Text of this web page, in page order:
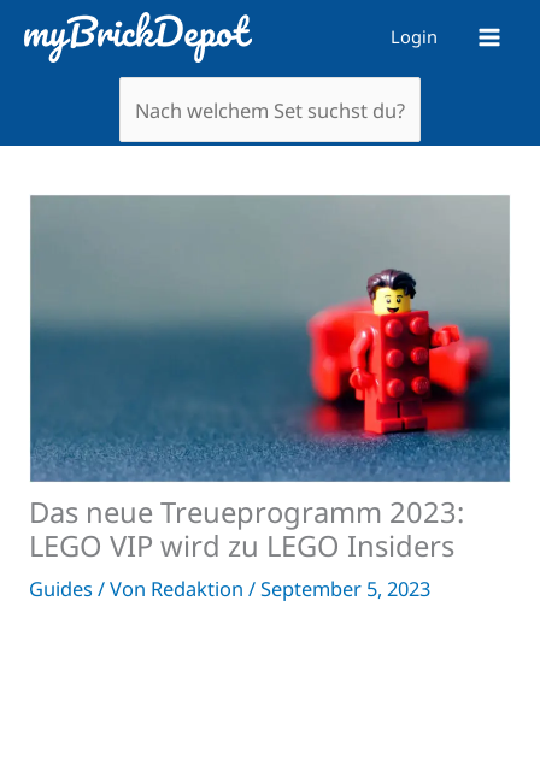
Inhalt
Login
Das neue Treueprogramm 2023:
LEGO VIP wird zu LEGO Insiders
Guides / Von Redaktion /September 5, 2023